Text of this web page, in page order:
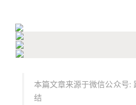
本篇文章来源于微信公众号:
结